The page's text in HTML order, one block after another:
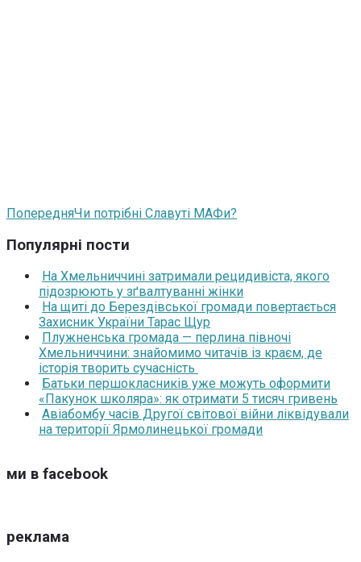
ПопередняЧи потрібні Славуті МАФи?
Популярні пости
На Хмельниччині затримали рецидивіста, якого
підозрюють у зґвалтуванні жінки
На щиті до Берездівської громади повертається
Захисник України Тарас Щур
Плужненська громада — перлина півночі
Хмельниччини: знайомимо читачів із краєм, де
історія творить сучасність
Батьки першокласників уже можуть оформити
«Пакунок школяра»: як отримати 5 тисяч гривень
Авіабомбу часів Другої світової війни ліквідували
на території Ярмолинецької громади
ми в facebook
реклама